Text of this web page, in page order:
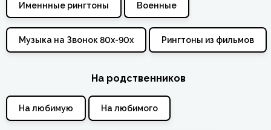
Именнные рингтоны Военные
Музыка на Звонок 80х-90х Рингтоны из фильмов
На родственников
На любимую На любимого